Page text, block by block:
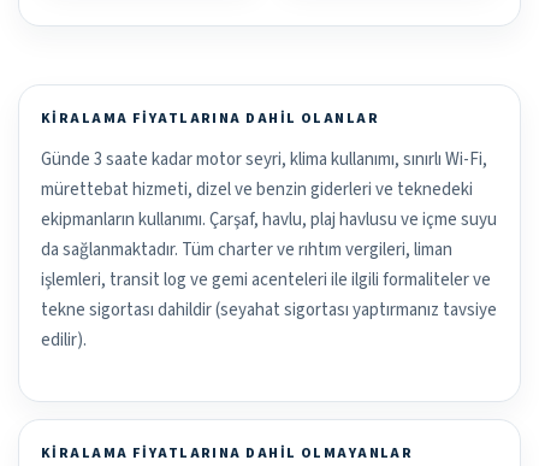
KIRALAMA FIYATLARINA DAHIL OLANLAR
Günde 3 saate kadar motor seyri, klima kullanımı, sınırlı Wi-Fi,
mürettebat hizmeti, dizel ve benzin giderleri ve teknedeki
ekipmanların kullanımı. Çarşaf, havlu, plaj havlusu ve içme suyu
da sağlanmaktadır. Tüm charter ve rıhtım vergileri, liman
işlemleri, transit log ve gemi acenteleri ile ilgili formaliteler ve
tekne sigortası dahildir (seyahat sigortası yaptırmanız tavsiye
edilir).
KIRALAMA FIYATLARINA DAHIL OLMAYANLAR